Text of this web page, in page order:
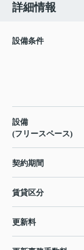
詳細情報
設備条件
設備
(フリースペース)
契約期間
賃貸区分
更新料